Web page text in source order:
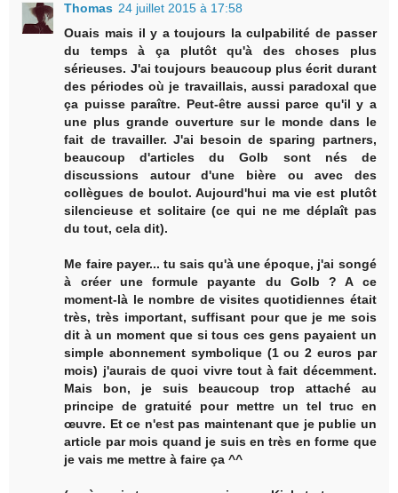
Thomas 24 juillet 2015 à 17:58
Ouais mais il y a toujours la culpabilité de passer
du temps à ça plutôt qu'à des choses plus
sérieuses. J'ai toujours beaucoup plus écrit durant
des périodes où je travaillais, aussi paradoxal que
ça puisse paraître. Peut-être aussi parce qu'il y a
une plus grande ouverture sur le monde dans le
fait de travailler. J'ai besoin de sparing partners,
beaucoup d'articles du Golb sont nés de
discussions autour d'une bière ou avec des
collègues de boulot. Aujourd'hui ma vie est plutôt
silencieuse et solitaire (ce qui ne me déplaît pas
du tout, cela dit).
Me faire payer... tu sais qu'à une époque, j'ai songé
à créer une formule payante du Golb ? A ce
moment-là le nombre de visites quotidiennes était
très, très important, suffisant pour que je me sois
dit à un moment que si tous ces gens payaient un
simple abonnement symbolique (1 ou 2 euros par
mois) j'aurais de quoi vivre tout à fait décemment.
Mais bon, je suis beaucoup trop attaché au
principe de gratuité pour mettre un tel truc en
œuvre. Et ce n'est pas maintenant que je publie un
article par mois quand je suis en très en forme que
je vais me mettre à faire ça ^^